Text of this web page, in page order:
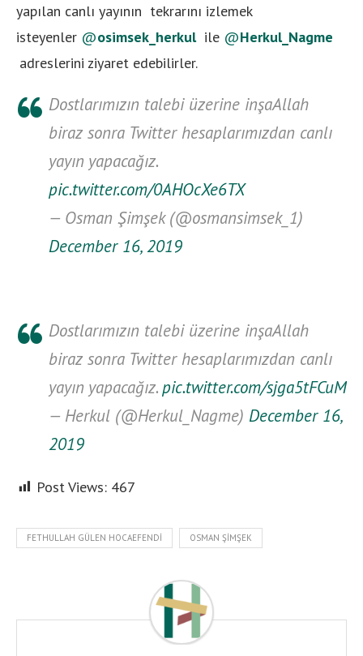
yapılan canlı yayının tekrarını izlemek
isteyenler @osimsek_herkulile @Herkul_Nagme
adreslerini ziyaret edebilirler.
Dostlarımızın talebi üzerine inşaAllah
biraz sonra Twitter hesaplarımızdan canlı
yayın yapacağız.
pic.twitter.com/0AHOcXe6TX
— Osman Şimşek (@osmansimsek_1)
December 16, 2019
Dostlarımızın talebi üzerine inşaAllah
biraz sonra Twitter hesaplarımızdan canlı
yayın yapacağız.pic.twitter.com/sjga5tFCuM
— Herkul (@Herkul_Nagme) December 16,
2019
Post Views: 467
FETHULLAH GÜLEN HOCAEFENDI OSMAN ŞIMŞEK